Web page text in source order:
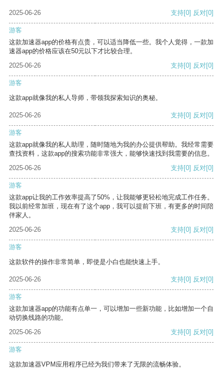
2025-06-26 支持[0] 反对[0]
游客
这款加速器app的价格有点贵，可以适当降低一些。我个人觉得，一款加
速器app的价格应该在50元以下才比较合理。
2025-06-26
支持[0] 反对[0]
游客
这款app就像我的私人导师，带领我探索知识的奥秘。
2025-06-26 支持[0] 反对[0]
游客
这款app就像我的私人助理，随时随地为我的办公提供帮助。我经常需要
查找资料，这款app的搜索功能非常强大，能够快速找到我需要的信息。
2025-06-26
支持[0] 反对[0]
游客
这款app让我的工作效率提高了50%，让我能够更轻松地完成工作任务。
我以前经常加班，现在有了这个app，我可以提前下班，有更多的时间陪
伴家人。
2025-06-26
支持[0] 反对[0]
游客
这款软件的操作非常简单，即使是小白也能快速上手。
2025-06-26 支持[0] 反对[0]
游客
这款加速器app的功能有点单一，可以增加一些新功能，比如增加一个自
动切换线路的功能。
2025-06-26
支持[0] 反对[0]
游客
这款加速器VPM应用程序已经为我们带来了无限的流畅体验。